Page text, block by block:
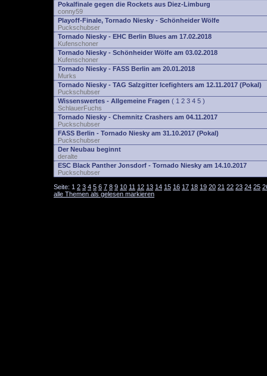
Pokalfinale gegen die Rockets aus Diez-Limburg
conny59
Playoff-Finale, Tornado Niesky - Schönheider Wölfe
Puckschubser
Tornado Niesky - EHC Berlin Blues am 17.02.2018
Kufenschoner
Tornado Niesky - Schönheider Wölfe am 03.02.2018
Kufenschoner
Tornado Niesky - FASS Berlin am 20.01.2018
Murks
Tornado Niesky - TAG Salzgitter Icefighters am 12.11.2017 (Pokal)
Puckschubser
Wissenswertes - Allgemeine Fragen ( 1 2 3 4 5 )
SchlauerFuchs
Tornado Niesky - Chemnitz Crashers am 04.11.2017
Puckschubser
FASS Berlin - Tornado Niesky am 31.10.2017 (Pokal)
Puckschubser
Der Neubau beginnt
deralte
ESC Black Panther Jonsdorf - Tornado Niesky am 14.10.2017
Puckschubser
Seite: 1 2 3 4 5 6 7 8 9 10 11 12 13 14 15 16 17 18 19 20 21 22 23 24 25
alle Themen als gelesen markieren